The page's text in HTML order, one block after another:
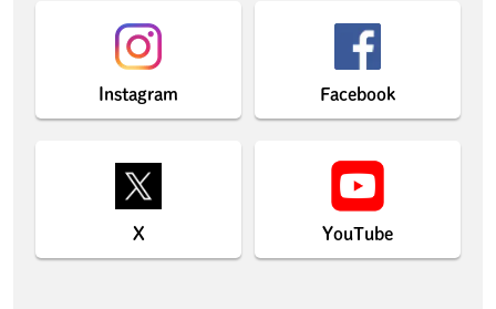
Instagram Facebook
X YouTube